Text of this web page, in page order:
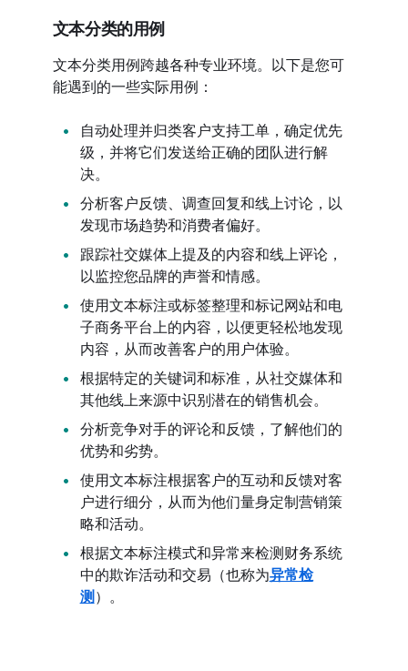
文本分类的用例
文本分类用例跨越各种专业环境。以下是您可
能遇到的一些实际用例：
自动处理并归类客户支持工单，确定优先
级，并将它们发送给正确的团队进行解
决。
分析客户反馈、调查回复和线上讨论，以
发现市场趋势和消费者偏好。
跟踪社交媒体上提及的内容和线上评论，
以监控您品牌的声誉和情感。
使用文本标注或标签整理和标记网站和电
子商务平台上的内容，以便更轻松地发现
内容，从而改善客户的用户体验。
根据特定的关键词和标准，从社交媒体和
其他线上来源中识别潜在的销售机会。
分析竞争对手的评论和反馈，了解他们的
优势和劣势。
使用文本标注根据客户的互动和反馈对客
户进行细分，从而为他们量身定制营销策
略和活动。
根据文本标注模式和异常来检测财务系统
中的欺诈活动和交易（也称为异常检
测 ）。